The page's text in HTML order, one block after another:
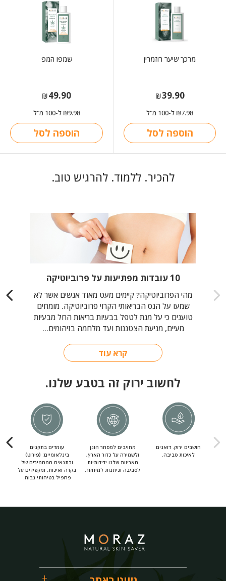
מרכך שיער רוזמרין
₪39.90
₪7.98 ל-100 מ"ל
הוספה לסל
שמפו המפ
₪49.90
₪9.98 ל-100 מ"ל
הוספה לסל
להכיר. ללמוד. להרגיש טוב.
10 עובדות מפתיעות על פרוביוטיקה
מהי הפרוביוטיקה? קיימים מעט מאוד אנשים אשר לא
שמעו על הנס הבריאותי הקרוי פרוביוטיקה. מומחים
טוענים כי על מנת לטפל בבעיות בריאות החל מבעיות
מעיים, מניעת הצטננות ועד מלחמה בזיהומים...
קרא עוד
לחשוב ירוק זה בטבע שלנו.
חושבים ירוק. דואגים
לאיכות סביבה.
מחויבים למסחר הוגן
ולשמירה על כדור הארץ,
האריזות שלנו ידידותיות
לסביבה וניתנות למיחזור.
עומדים בתקנים
בינלאומיים: (פירוט)
ובתנאים המחמירים של
בקרה ואיכות, ומקפידים על
פרופיל בטיחותי גבוה.